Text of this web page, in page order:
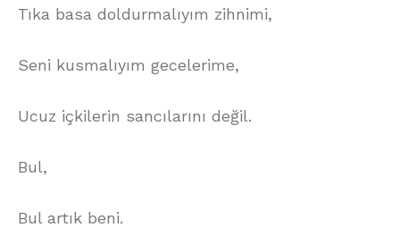
Tıka basa doldurmalıyım zihnimi,
Seni kusmalıyım gecelerime,
Ucuz içkilerin sancılarını değil.
Bul,
Bul artık beni.